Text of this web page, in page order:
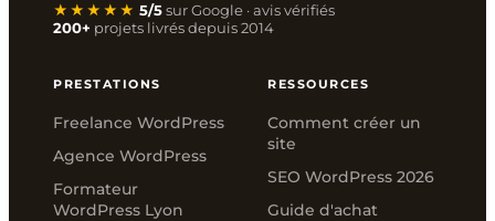
★★★★★ 5/5sur Google · avis vérifiés
200+ projets livrés depuis 2014
PRESTATIONS
Freelance WordPress
Agence WordPress
Formateur
WordPress Lyon
RESSOURCES
Comment créer un
site
SEO WordPress 2026
Guide d'achat